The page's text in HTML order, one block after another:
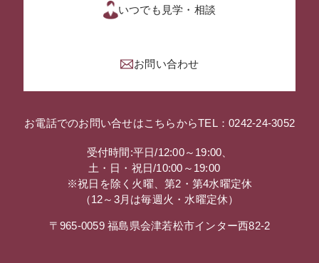
いつでも見学・相談
お問い合わせ
お電話でのお問い合せはこちらからTEL：0242-24-3052
受付時間:平日/12:00～19:00、
土・日・祝日/10:00～19:00
※祝日を除く火曜、第2・第4水曜定休
（12～3月は毎週火・水曜定休）
〒965-0059 福島県会津若松市インター西82-2